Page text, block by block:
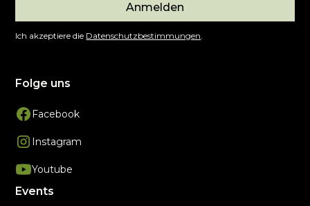
Anmelden
Ich akzeptiere die Datenschutzbestimmungen.
Folge uns
Facebook
Instagram
Youtube
Events